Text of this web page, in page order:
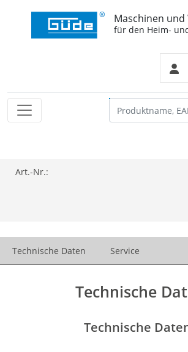
Maschinen und
für den Heim-
Art.-Nr.:
Technische Daten Service
Technische
Technische